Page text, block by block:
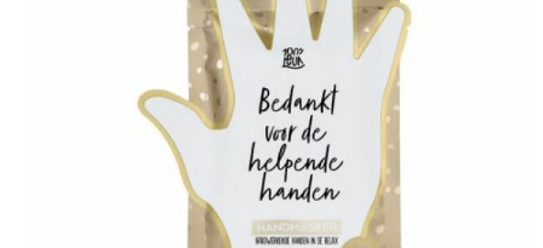
Zakelijke Tassen
Business trolleys
Documententassen
Geboorte- & Kraamcadeau's
Giftcards
Wellness Giftsets